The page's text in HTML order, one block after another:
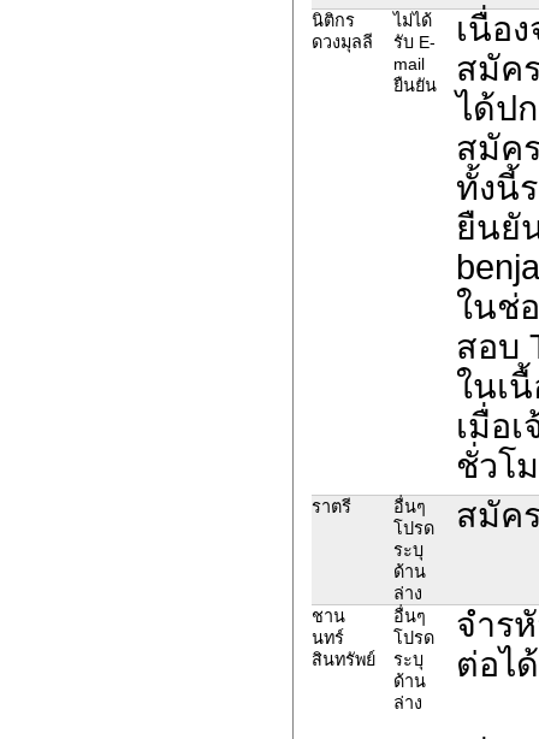
นิติกร
ดวงมุลลี
ไม่ได้
รับ E-
mail
ยืนยัน
เนื่อ
สมัค
ได้ป
สมัค
ทั้งนี้
ยืนยั
ในช่
สอบ
ในเ
เมื่อ
ชั่วโ
ราตรี
อื่นๆ
โปรด
ระบุ
ด้าน
ล่าง
สมัค
ชาน
นทร์
สินทรัพย์
อื่นๆ
โปรด
ระบุ
ด้าน
ล่าง
จำร
ต่อได้